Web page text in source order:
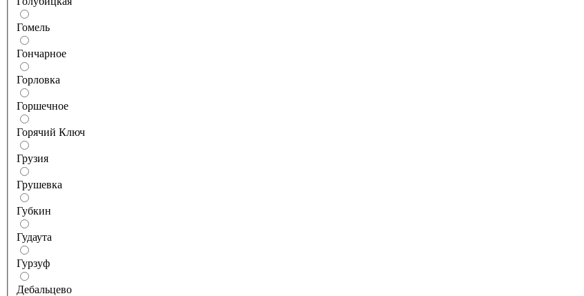
Гомель
Гончарное
Горловка
Горшечное
Горячий Ключ
Грузия
Грушевка
Губкин
Гудаута
Гурзуф
Дебальцево